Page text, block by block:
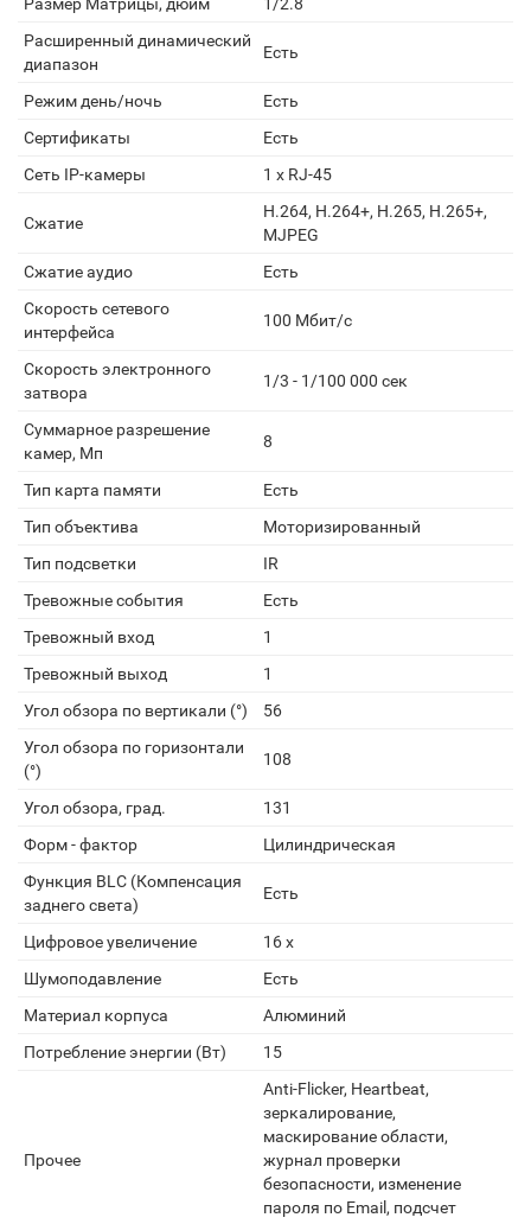
Расширенный динамический
диапазон
Есть
Режим день/ночь
Есть
Сертификаты
Есть
Сеть IP-камеры
1 х RJ-45
Сжатие
H.264, H.264+, H.265, H.265+,
MJPEG
Сжатие аудио
Есть
Скорость сетевого
интерфейса
100 Мбит/с
Скорость электронного
затвора
1/3 - 1/100 000 сек
Суммарное разрешение
камер, Мп
8
Тип карта памяти
Есть
Тип объектива
Моторизированный
Тип подсветки
IR
Тревожные события
Есть
Тревожный вход
1
Тревожный выход
1
Угол обзора по вертикали (°)
56
Угол обзора по горизонтали
(°)
108
Угол обзора, град.
131
Форм - фактор
Цилиндрическая
Функция BLC (Компенсация
заднего света)
Есть
Цифровое увеличение
16 x
Шумоподавление
Есть
Материал корпуса
Алюминий
Потребление энергии (Вт)
15
Прочее
Anti-Flicker, Heartbeat,
зеркалирование,
маскирование области,
журнал проверки
безопасности, изменение
пароля по Email, подсчет